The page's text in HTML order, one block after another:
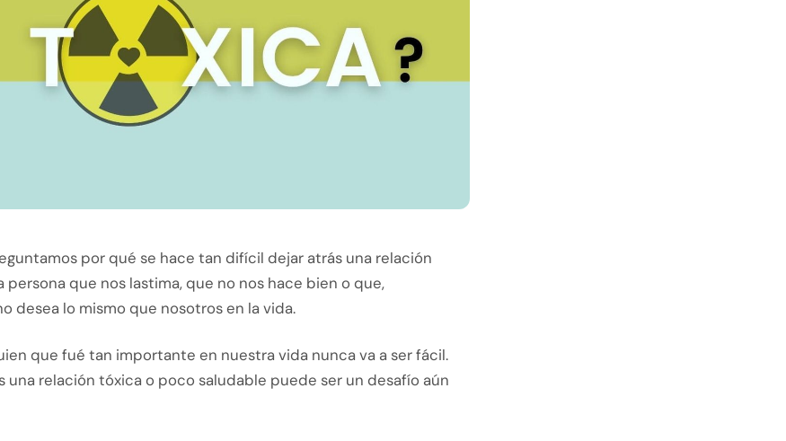
por qué se hace tan difícil dejar atrás una relación
persona que nos lastima, que no nos hace bien o que,
desea lo mismo que nosotros en la vida.
que fué tan importante en nuestra vida nunca va a ser fácil.
una relación tóxica o poco saludable puede ser un desafío aún